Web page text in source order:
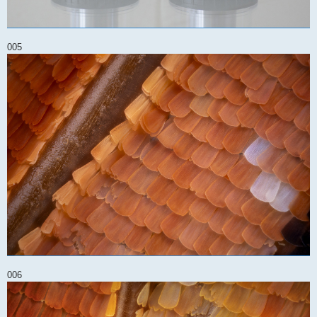
005
006